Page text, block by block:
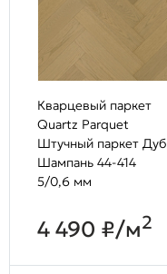
Кварцевый паркет
Quartz Parquet
Штучный паркет Дуб
Шампань 44-414
5/0,6 мм
4 490 ₽/м2